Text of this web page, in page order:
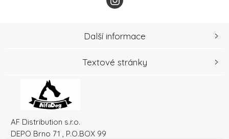
AF Distribution s.r.o.
DEPO Brno 71 , P.O.BOX 99
Další informace
Textové stránky